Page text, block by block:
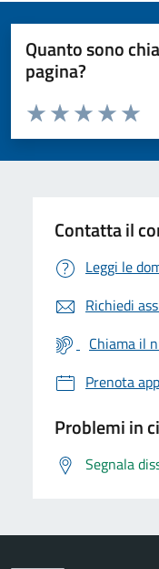
Quanto sono
pagina?
Valuta da 1 a 5 stelle la
Valuta 4
Valuta 3
Valuta 2 stelle su
Valuta 1 stelle su 5
Contatta il
Leggi le
Richiedi
Chiama il
Prenota
Problemi in
Segnala